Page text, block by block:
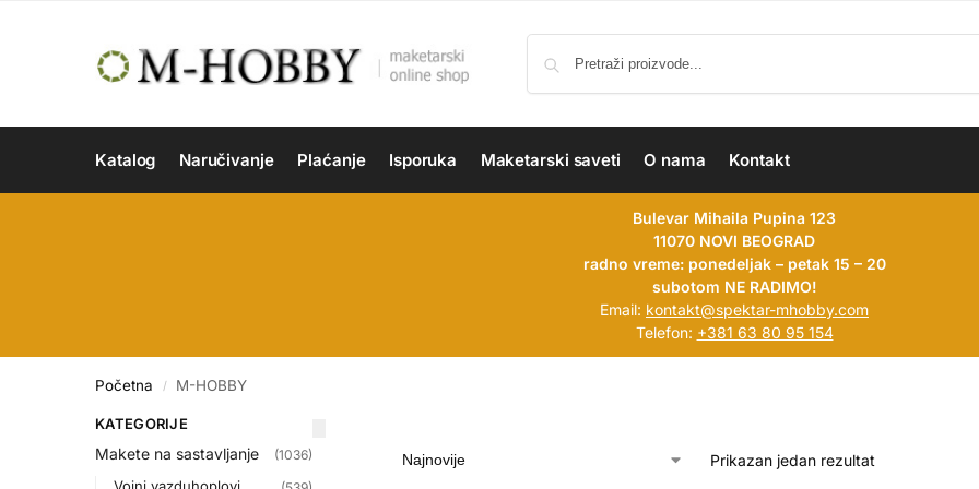
Katalog Naručivanje Plaćanje Isporuka Maketarski saveti O nama Kontakt
Bulevar Mihaila Pupina 123
11070 NOVI BEOGRAD
radno vreme: ponedeljak – petak 15 – 20
subotom NE RADIMO!
Email: kontakt@spektar-mhobby.com
Telefon: +381 63 80 95 154
Početna / M-HOBBY
Prikazan jedan rezultat
KATEGORIJE
Makete na sastavljanje (1036)